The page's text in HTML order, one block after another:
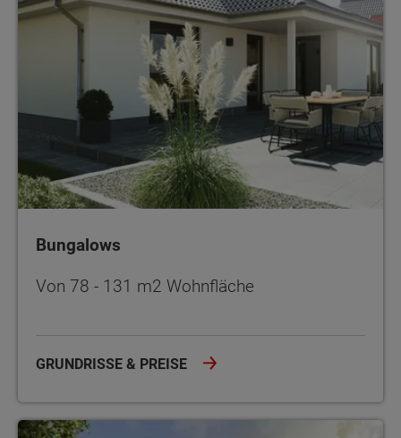
Bungalows
Von 78 - 131 m2 Wohnfläche
GRUNDRISSE & PREISE
Einfamilienhäuser